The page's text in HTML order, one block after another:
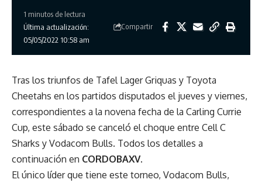
Última actualización:
05/05/2022 10:58 am
1 minutos de lectura
Compartir
Tras los triunfos de Tafel Lager Griquas y Toyota
Cheetahs en los partidos disputados el jueves y viernes,
correspondientes a la novena fecha de la Carling Currie
Cup, este sábado se canceló el choque entre Cell C
Sharks y Vodacom Bulls. Todos los detalles a
continuación en CORDOBAXV.
El único líder que tiene este torneo, Vodacom Bulls,